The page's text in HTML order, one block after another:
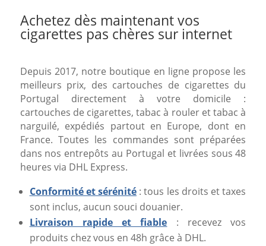
Achetez dès maintenant vos
cigarettes pas chères sur internet
Depuis 2017, notre boutique en ligne propose les
meilleurs prix, des cartouches de cigarettes du
Portugal directement à votre domicile :
cartouches de cigarettes, tabac à rouler et tabac à
narguilé, expédiés partout en Europe, dont en
France. Toutes les commandes sont préparées
dans nos entrepôts au Portugal et livrées sous 48
heures via DHL Express.
Conformité et sérénité : tous les droits et taxes
sont inclus, aucun souci douanier.
Livraison rapide et fiable : recevez vos
produits chez vous en 48h grâce à DHL.